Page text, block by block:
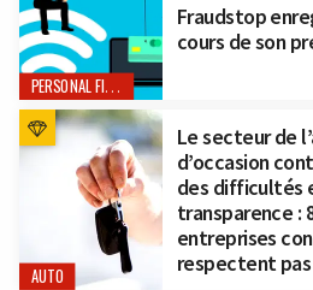
PERSONAL FINANCE
Fraudstop
cours de son
AUTO
Le secteur de
d’occasion
des difficultés
transparence :
entreprises
respectent